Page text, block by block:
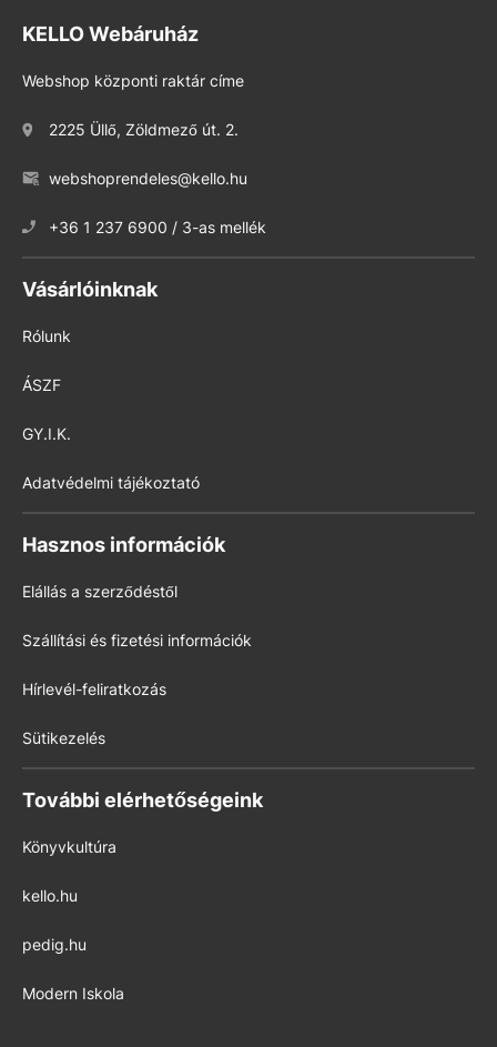
KELLO Webáruház
Webshop központi raktár címe
2225 Üllő, Zöldmező út. 2.
webshoprendeles@kello.hu
+36 1 237 6900 / 3-as mellék
Vásárlóinknak
Rólunk
ÁSZF
GY.I.K.
Adatvédelmi tájékoztató
Hasznos információk
Elállás a szerződéstől
Szállítási és fizetési információk
Hírlevél-feliratkozás
Sütikezelés
További elérhetőségeink
Könyvkultúra
kello.hu
pedig.hu
Modern Iskola